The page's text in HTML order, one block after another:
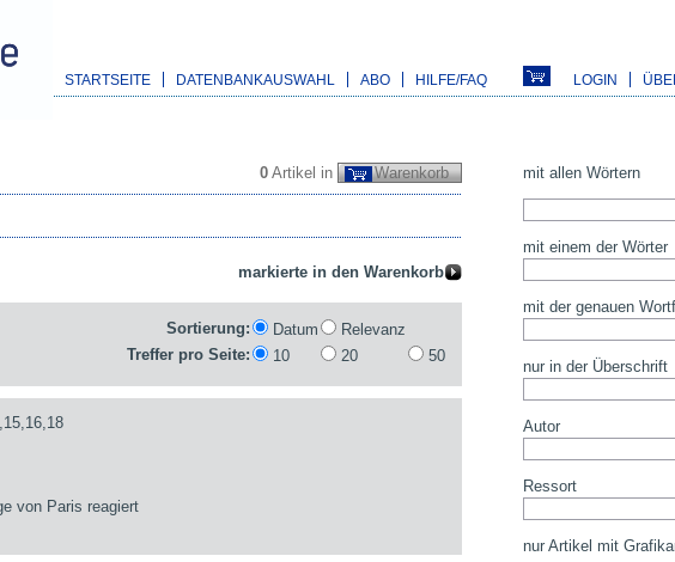
STARTSEITE DATENBANKAUSWAHL ABO HILFE/FAQ LOGIN
0 Artikel in Warenkorb
Sortierung: Datum
Relevanz
Treffer pro Seite:
10 20 50
von Paris reagiert
mit allen Wörtern
mit einem der Wörter
mit der genauen
nur in der Überschrift
Autor
Ressort
nur Artikel mit